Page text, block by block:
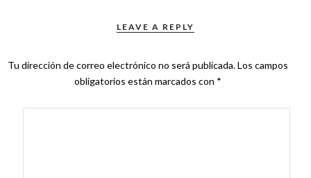
LEAVE A REPLY
Tu dirección de correo electrónico no será publicada.Los campos
obligatorios están marcados con *